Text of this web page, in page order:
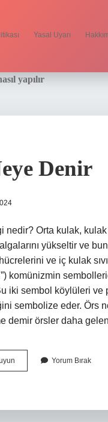
Yasal Uyarı
yapılır
Denir
nedir? Orta kulak,
yükseltir ve
ve iç kulak
komünizmin
iki sembol köylüleri ve
sembolize eder. Örs
demir örsler daha
Neye
Yorum Bırak